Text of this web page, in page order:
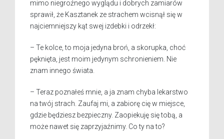
mimo niegroźnego wyglądu i dobrych zamiarów
sprawił, że Kasztanek ze strachem wcisnął się w
najciemniejszy kąt swej izdebki i odrzekł:
– Te kolce, to moja jedyna broń, a skorupka, choć
pęknięta, jest moim jedynym schronieniem. Nie
znam innego świata.
– Teraz poznałeś mnie, a ja znam chyba lekarstwo
na twój strach. Zaufaj mi, a zabiorę cię w miejsce,
gdzie będziesz bezpieczny. Zaopiekuję się tobą, a
może nawet się zaprzyjaźnimy. Co ty na to?